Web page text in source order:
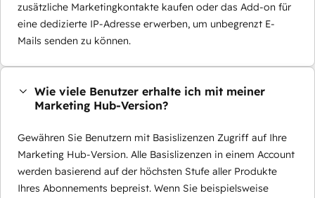
zusätzliche Marketingkontakte kaufen oder das Add-on für
eine dedizierte IP-Adresse erwerben, um unbegrenzt E-
Mails senden zu können.
Wie viele Benutzer erhalte ich mit meiner
Marketing Hub-Version?
Gewähren Sie Benutzern mit Basislizenzen Zugriff auf Ihre
Marketing Hub-Version. Alle Basislizenzen in einem Account
werden basierend auf der höchsten Stufe aller Produkte
Ihres Abonnements bepreist. Wenn Sie beispielsweise